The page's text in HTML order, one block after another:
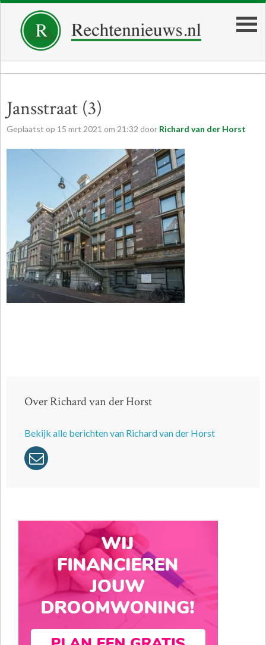
Jansstraat (3)
Geplaatst op 15 mrt 2021 om 21:32 door Richard van der Horst
Over Richard van der Horst
Bekijk alle berichten van Richard van der Horst